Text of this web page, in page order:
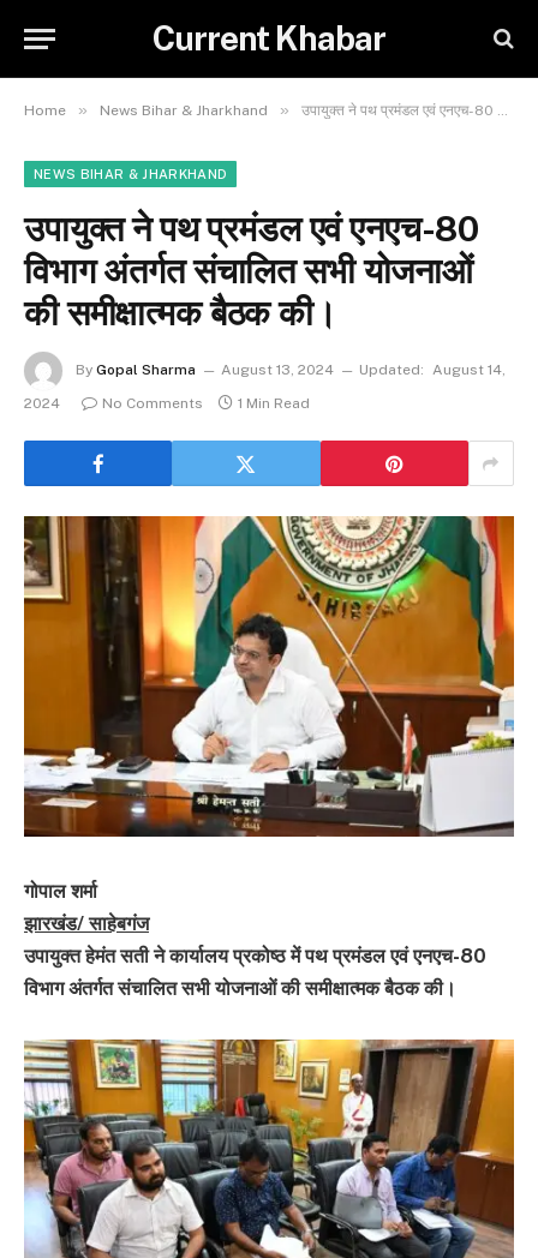
Current Khabar
Home » News Bihar & Jharkhand » उपायुक्त ने पथ प्रमंडल एवं एनएच-80 विभाग अंतर्गत संचालित सभी योजनाओं की समीक्षात्मक बैठक की।
NEWS BIHAR & JHARKHAND
उपायुक्त ने पथ प्रमंडल एवं एनएच-80
विभाग अंतर्गत संचालित सभी योजनाओं
की समीक्षात्मक बैठक की।
By Gopal Sharma August 13, 2024 Updated: August 14,
2024
No Comments 1 Min Read
गोपाल शर्मा
झारखंड/ साहेबगंज
उपायुक्त हेमंत सती ने कार्यालय प्रकोष्ठ में पथ प्रमंडल एवं एनएच-80
विभाग अंतर्गत संचालित सभी योजनाओं की समीक्षात्मक बैठक की।